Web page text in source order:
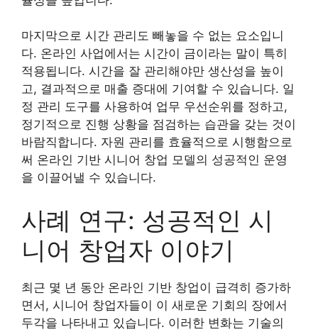
마지막으로 시간 관리도 빼놓을 수 없는 요소입니
다. 온라인 사업에서는 시간이 금이라는 말이 특히
적용됩니다. 시간을 잘 관리해야만 생산성을 높이
고, 결과적으로 매출 증대에 기여할 수 있습니다. 일
정 관리 도구를 사용하여 업무 우선순위를 정하고,
정기적으로 진행 상황을 점검하는 습관을 갖는 것이
바람직합니다. 자원 관리를 효율적으로 시행함으로
써 온라인 기반 시니어 창업 모델의 성공적인 운영
을 이끌어낼 수 있습니다.
사례 연구: 성공적인 시
니어 창업자 이야기
최근 몇 년 동안 온라인 기반 창업이 급격히 증가하
면서, 시니어 창업자들이 이 새로운 기회의 장에서
두각을 나타내고 있습니다. 이러한 변화는 기술의